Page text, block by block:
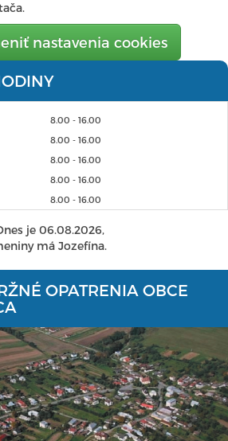
nastavenia cookies
8.00 - 16.00
8.00 - 16.00
8.00 - 16.00
8.00 - 16.00
8.00 - 16.00
je 06.08.2026,
má Jozefína.
OPATRENIA OBCE